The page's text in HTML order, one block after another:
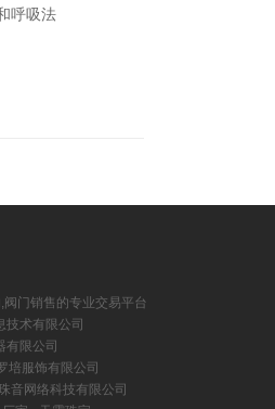
呼吸法
门销售的专业交易平台
技术有限公司
有限公司
培服饰有限公司
音网络科技有限公司